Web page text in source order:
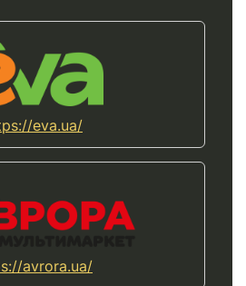
eva.ua/
avrora.ua/